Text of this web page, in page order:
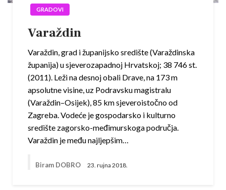
GRADOVI
Varaždin
Varaždin, grad i županijsko središte (Varaždinska
županija) u sjeverozapadnoj Hrvatskoj; 38 746 st.
(2011). Leži na desnoj obali Drave, na 173 m
apsolutne visine, uz Podravsku magistralu
(Varaždin–Osijek), 85 km sjeveroistočno od
Zagreba. Vodeće je gospodarsko i kulturno
središte zagorsko-međimurskoga područja.
Varaždin je među najljepšim…
Biram DOBRO 23. rujna 2018.